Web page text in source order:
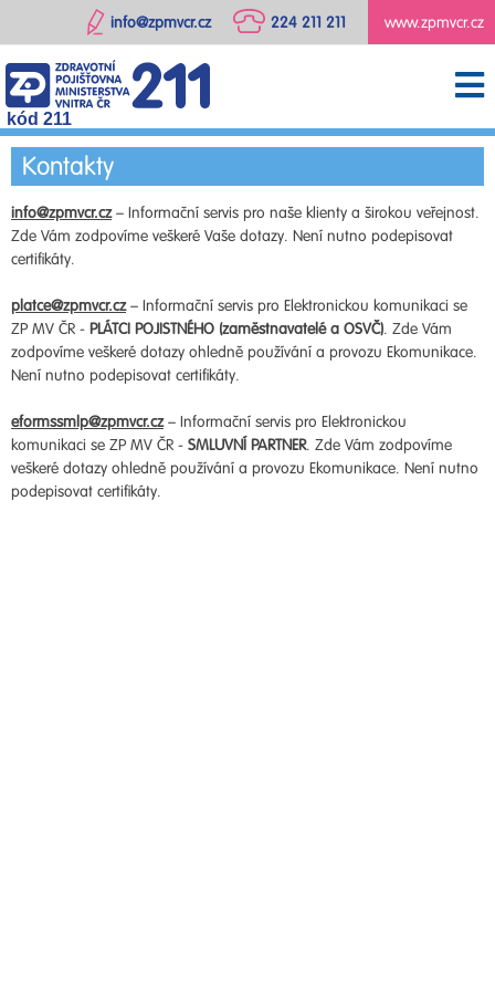
www.zpmvcr.cz
224 211 211
info@zpmvcr.cz
kód 211
Kontakty
info@zpmvcr.cz– Informační servis pro naše klienty a širokou veřejnost.
Zde Vám zodpovíme veškeré Vaše dotazy. Není nutno podepisovat
certifikáty.
platce@zpmvcr.cz– Informační servis pro Elektronickou komunikaci se
ZP MV ČR - PLÁTCI POJISTNÉHO (zaměstnavatelé a OSVČ). Zde Vám
zodpovíme veškeré dotazy ohledně používání a provozu Ekomunikace.
Není nutno podepisovat certifikáty.
eformssmlp@zpmvcr.cz– Informační servis pro Elektronickou
komunikaci se ZP MV ČR - SMLUVNÍ PARTNER. Zde Vám zodpovíme
veškeré dotazy ohledně používání a provozu Ekomunikace. Není nutno
podepisovat certifikáty.